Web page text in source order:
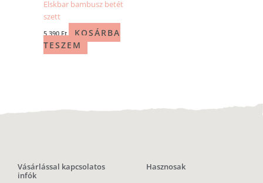
Elskbar bambusz betét
szett
5 390 Ft
KOSÁRBA
TESZEM
Vásárlással kapcsolatos
infók
Hasznosak